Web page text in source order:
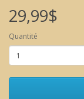
29,99$
Quantité